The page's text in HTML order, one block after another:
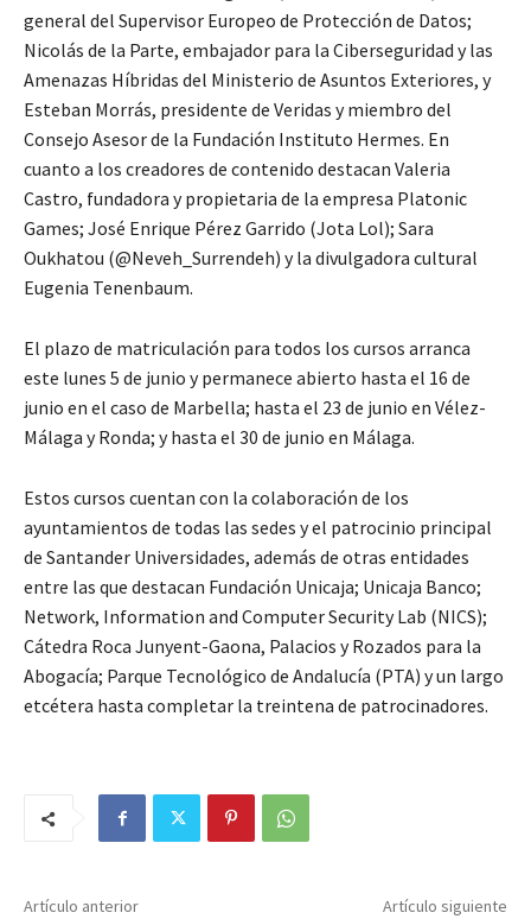
general del Supervisor Europeo de Protección de Datos;
Nicolás de la Parte, embajador para la Ciberseguridad y las
Amenazas Híbridas del Ministerio de Asuntos Exteriores, y
Esteban Morrás, presidente de Veridas y miembro del
Consejo Asesor de la Fundación Instituto Hermes. En
cuanto a los creadores de contenido destacan Valeria
Castro, fundadora y propietaria de la empresa Platonic
Games; José Enrique Pérez Garrido (Jota Lol); Sara
Oukhatou (@Neveh_Surrendeh) y la divulgadora cultural
Eugenia Tenenbaum.
El plazo de matriculación para todos los cursos arranca
este lunes 5 de junio y permanece abierto hasta el 16 de
junio en el caso de Marbella; hasta el 23 de junio en Vélez-
Málaga y Ronda; y hasta el 30 de junio en Málaga.
Estos cursos cuentan con la colaboración de los
ayuntamientos de todas las sedes y el patrocinio principal
de Santander Universidades, además de otras entidades
entre las que destacan Fundación Unicaja; Unicaja Banco;
Network, Information and Computer Security Lab (NICS);
Cátedra Roca Junyent-Gaona, Palacios y Rozados para la
Abogacía; Parque Tecnológico de Andalucía (PTA) y un largo
etcétera hasta completar la treintena de patrocinadores.
Artículo anterior Artículo siguiente